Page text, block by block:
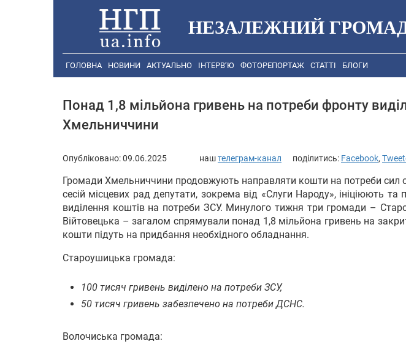
НЕЗАЛЕЖНИЙ
ГОЛОВНА НОВИНИ АКТУАЛЬНО ІНТЕРВ’Ю ФОТОРЕПОРТАЖ СТАТТІ БЛОГИ
Понад 1,8 мільйона гривень на потреби фронту
Хмельниччини
Опубліковано:09.06.2025 наштелеграм-канал поділитись: Facebook,
Громади Хмельниччини продовжують направляти кошти на потреби сил
сесій місцевих рад депутати, зокрема від «Слуги Народу», ініціюють
виділення коштів на потреби ЗСУ. Минулого тижня три громади –
Війтовецька – загалом спрямували понад 1,8 мільйона гривень на
кошти підуть на придбання необхідного обладнання.
Староушицька громада:
100 тисяч гривень виділено на потреби ЗСУ,
50 тисяч гривень забезпечено на потреби ДСНС.
Волочиська громада: